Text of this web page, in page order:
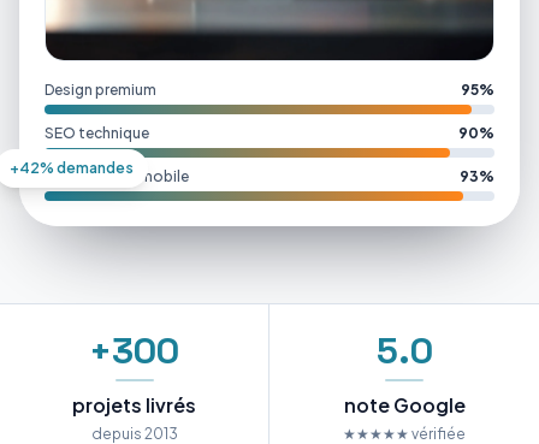
Design premium 95%
SEO technique 90%
Performance mobile 93%
+42% demandes
+300
projets livrés
depuis 2013
5.0
note Google
★★★★★ vérifiée